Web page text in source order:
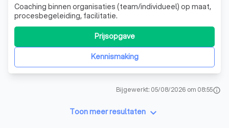
Coaching binnen organisaties (team/individueel) op maat,
procesbegeleiding, facilitatie.
Kennismaking
Prijsopgave
Bijgewerkt: 05/08/2026 om 08:55info
Toon meer resultaten keyboard_arrow_down